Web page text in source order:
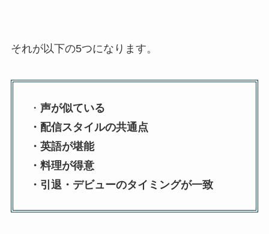
それが以下の5つになります。
・ 声が似ている
・配信スタイルの共通点
・英語が堪能
・料理が得意
・引退・デビューのタイミングが一致